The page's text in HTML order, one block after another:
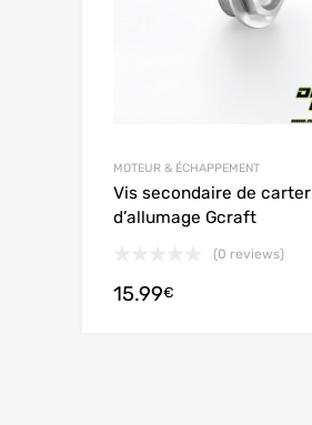
MOTEUR & ÉCHAPPEMENT
Vis secondaire de carter
d’allumage Gcraft
(0 reviews)
15.99€